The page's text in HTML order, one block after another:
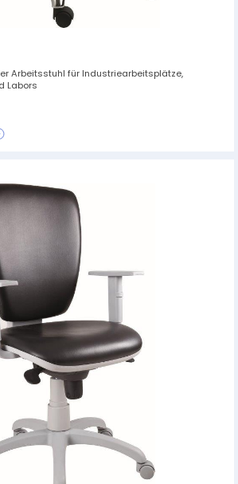
Arbeitsstuhl für Industriearbeitsplätze,
Labors